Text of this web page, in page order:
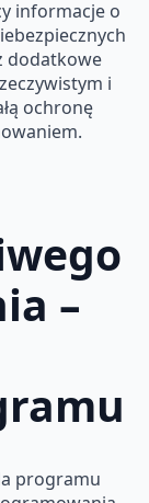
informacje o
dodatkowe
i
ochronę
–
programu